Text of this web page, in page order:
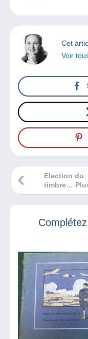
Cet
Voir
Election du
timbre…
quelques